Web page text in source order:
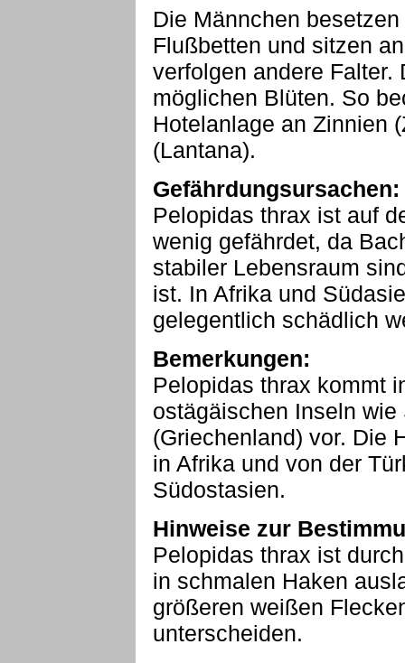
Die Männchen
Flußbetten und sitzen
verfolgen andere Falter.
möglichen Blüten. So
Hotelanlage an Zinnien
(Lantana).
Gefährdungsursachen:
Pelopidas thrax ist auf
wenig gefährdet, da
stabiler Lebensraum
ist. In Afrika und
gelegentlich schädlich
Bemerkungen:
Pelopidas thrax kommt
ostägäischen Inseln
(Griechenland) vor. Die
in Afrika und von der
Südostasien.
Hinweise zur
Pelopidas thrax ist
in schmalen Haken
größeren weißen
unterscheiden.